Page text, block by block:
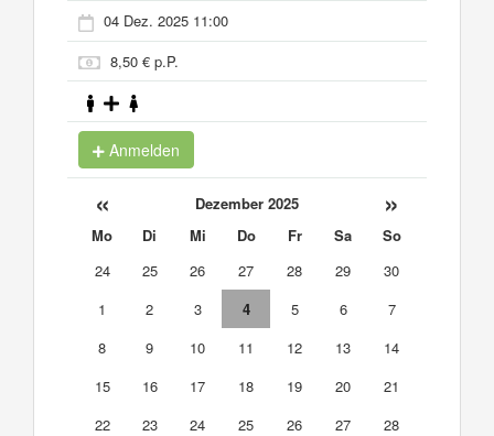
04 Dez. 2025 11:00
8,50 € p.P.
Anmelden
« Dezember 2025 »
Mo Di Mi Do Fr Sa
So
24
25 26 27 28 29
30
1
2 3 4 5 6
7
8
9 10 11 12 13
14
15
16 17 18 19 20
21
22
23 24 25 26 27
28